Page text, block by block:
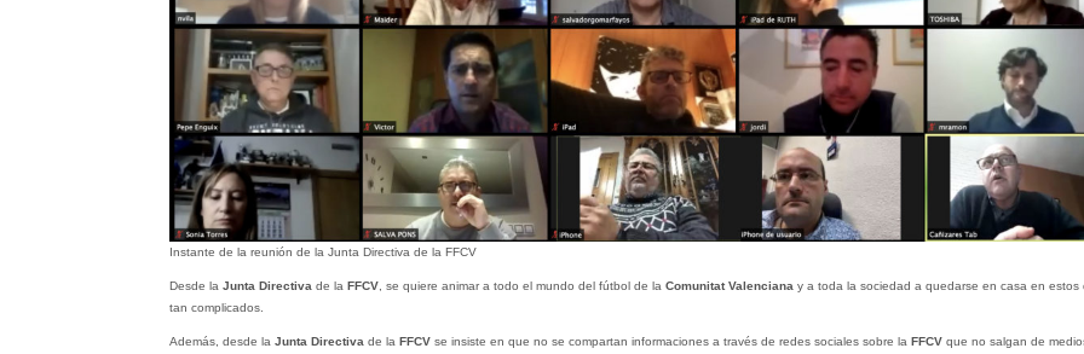
Instante de la reunión de la Junta Directiva de la FFCV
Desde la Junta Directiva de la FFCV, se quiere animar a todo el mundo del fútbol de la Comunitat Valenciana y a toda la sociedad a quedarse en casa en estos
tan complicados.
Además, desde la Junta Directiva de la FFCVse insiste en que no se compartan informaciones a través de redes sociales sobre la FFCVque no salgan de